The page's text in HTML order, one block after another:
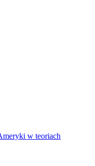
w teoriach